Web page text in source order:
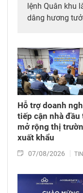
lệnh Quân khu
dâng hương
liệt sĩ và xác
Công viên Lê
Thành phố Hồ
Hỗ trợ doanh
tiếp cận nhà đầu
mở rộng thị
xuất khẩu
07/08/2026